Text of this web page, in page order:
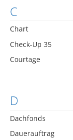
C
Chart
Check-Up 35
Courtage
D
Dachfonds
Dauerauftrag